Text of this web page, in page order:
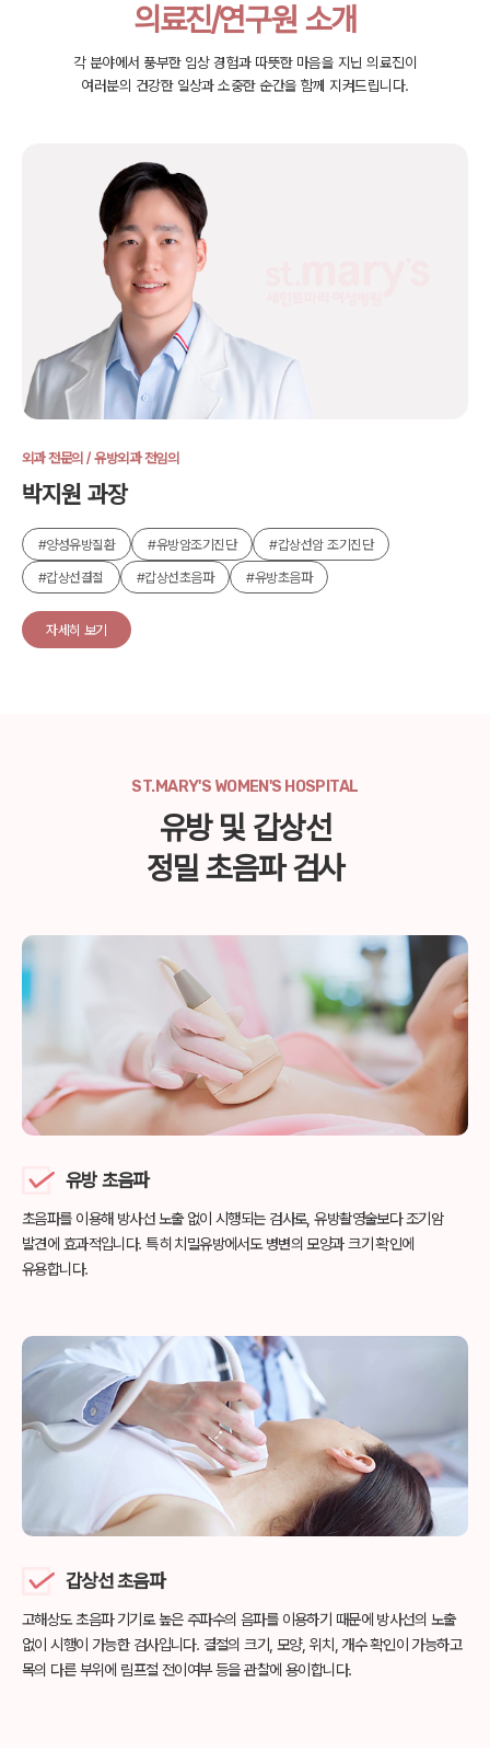
의료진/연구원 소개
각 분야에서 풍부한 임상 경험과 따뜻한 마음을 지닌 의료진이
여러분의 건강한 일상과 소중한 순간을 함께 지켜드립니다.
외과 전문의 / 유방외과 전임의
박지원 과장
#양성유방질환 #유방암조기진단
#갑상선암 조기진단
#갑상선결절
#갑상선초음파 #유방초음파
자세히 보기
ST.MARY'S WOMEN'S HOSPITAL
유방 및 갑상선
정밀 초음파 검사
유방 초음파
초음파를 이용해 방사선 노출 없이 시행되는 검사로,유방촬영술보다 조기암
발견에 효과적입니다.특히 치밀유방에서도 병변의 모양과 크기 확인에
유용합니다.
갑상선 초음파
고해상도 초음파 기기로 높은 주파수의 음파를 이용하기 때문에 방사선의 노출
없이 시행이 가능한 검사입니다. 결절의 크기, 모양, 위치, 개수 확인이 가능하고
목의 다른 부위에 림프절 전이여부 등을 관찰에 용이합니다.